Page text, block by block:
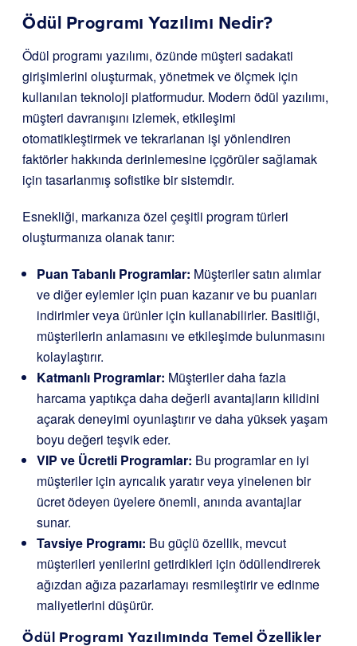
Ödül Programı Yazılımı Nedir?
Ödül programı yazılımı, özünde müşteri sadakati
girişimlerini oluşturmak, yönetmek ve ölçmek için
kullanılan teknoloji platformudur. Modern ödül yazılımı,
müşteri davranışını izlemek, etkileşimi
otomatikleştirmek ve tekrarlanan işi yönlendiren
faktörler hakkında derinlemesine içgörüler sağlamak
için tasarlanmış sofistike bir sistemdir.
Esnekliği, markanıza özel çeşitli program türleri
oluşturmanıza olanak tanır:
Puan Tabanlı Programlar: Müşteriler satın alımlar
ve diğer eylemler için puan kazanır ve bu puanları
indirimler veya ürünler için kullanabilirler. Basitliği,
müşterilerin anlamasını ve etkileşimde bulunmasını
kolaylaştırır.
Katmanlı Programlar: Müşteriler daha fazla
harcama yaptıkça daha değerli avantajların kilidini
açarak deneyimi oyunlaştırır ve daha yüksek yaşam
boyu değeri teşvik eder.
VIP ve Ücretli Programlar: Bu programlar en iyi
müşteriler için ayrıcalık yaratır veya yinelenen bir
ücret ödeyen üyelere önemli, anında avantajlar
sunar.
Tavsiye Programı: Bu güçlü özellik, mevcut
müşterileri yenilerini getirdikleri için ödüllendirerek
ağızdan ağıza pazarlamayı resmileştirir ve edinme
maliyetlerini düşürür.
Ödül Programı Yazılımında Temel Özellikler